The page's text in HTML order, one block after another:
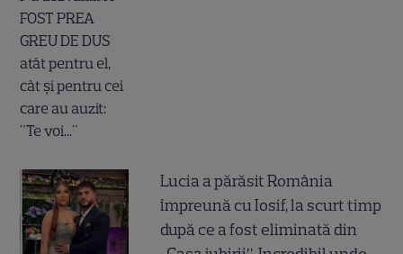
Lucia a părăsit România
împreună cu Iosif, la scurt timp
după ce a fost eliminată din